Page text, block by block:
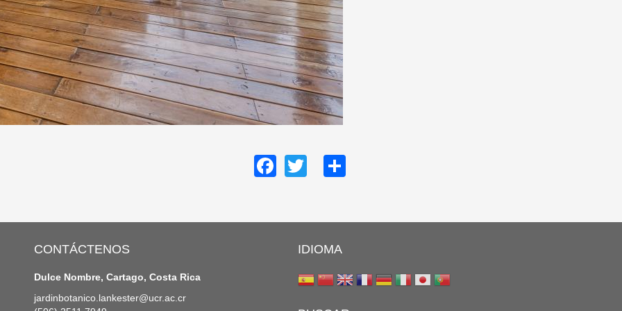
Facebook
TwitterShare
CONTÁCTENOS
Dulce Nombre, Cartago, Costa Rica
jardinbotanico.lankester@ucr.ac.cr
IDIOMA